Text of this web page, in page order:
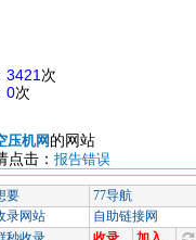
3421 次
0次
压机网 的网站
点击： 报告错误